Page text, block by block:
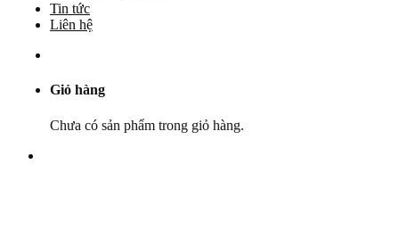
Tin tức
Liên hệ
Giỏ hàng
Chưa có sản phẩm trong giỏ hàng.